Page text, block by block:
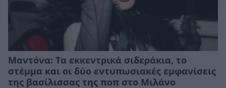
Μαντόνα: Τα εκκεντρικά σιδεράκια, το
στέμμα και οι δύο εντυπωσιακές εμφανίσεις
της βασίλισσας της ποπ στο Μιλάνο